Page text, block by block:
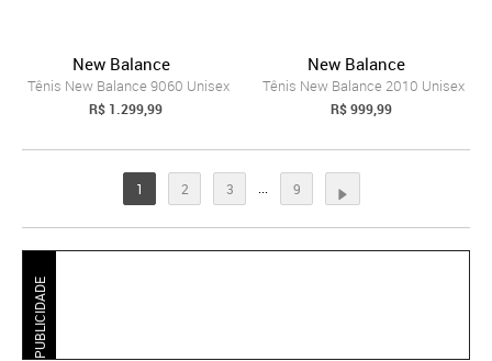
New Balance
Tênis New Balance 9060 Unisex
R$ 1.299,99
New Balance
Tênis New Balance 2010 Unisex
R$ 999,99
1 2 3 9
PUBLICIDADE